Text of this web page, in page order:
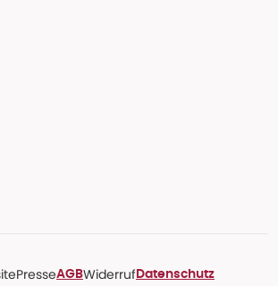
PresseAGBWiderruf Datenschutz